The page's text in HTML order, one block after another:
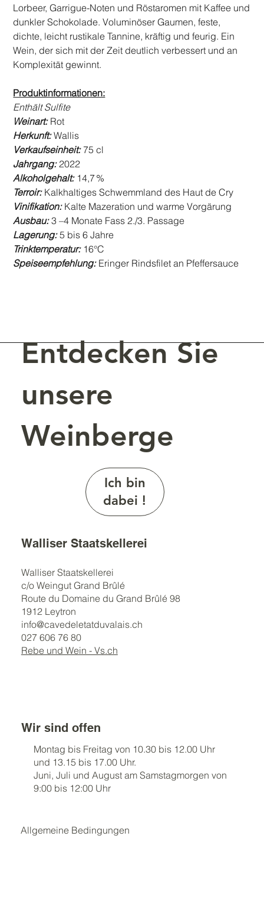
Lorbeer, Garrigue-Noten und Röstaromen mit Kaffee und
dunkler Schokolade. Voluminöser Gaumen, feste,
dichte, leicht rustikale Tannine, kräftig und feurig. Ein
Wein, der sich mit der Zeit deutlich verbessert und an
Komplexität gewinnt.
Produktinformationen:
Enthält Sulfite
Weinart:Rot
Herkunft:Wallis
Verkaufseinheit:75 cl
Jahrgang:2022
Alkoholgehalt:14,7 %
Terroir:Kalkhaltiges Schwemmland des Haut de Cry
Vinifikation:Kalte Mazeration und warme Vorgärung
Ausbau:3 –4 Monate Fass 2./3. Passage
Lagerung:5 bis 6 Jahre
Trinktemperatur:16°C
Speiseempfehlung:Eringer Rindsfilet an Pfeffersauce
Entdecken Sie
unsere
Weinberge
Ich bin
dabei !
Walliser Staatskellerei
Walliser Staatskellerei
c/o Weingut Grand Brûlé
Route du Domaine du Grand Brûlé 98
1912 Leytron
info@cavedeletatduvalais.ch
027 606 76 80
Rebe und Wein - Vs.ch
Wir sind offen
Montag bis Freitag von 10.30 bis 12.00 Uhr
und 13.15 bis 17.00 Uhr.
Juni, Juli und August am Samstagmorgen von
9:00 bis 12:00 Uhr
Allgemeine Bedingungen